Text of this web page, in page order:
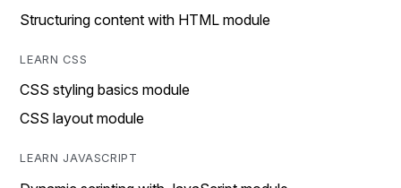
Structuring content with HTML module
LEARN CSS
CSS styling basics module
CSS layout module
LEARN JAVASCRIPT